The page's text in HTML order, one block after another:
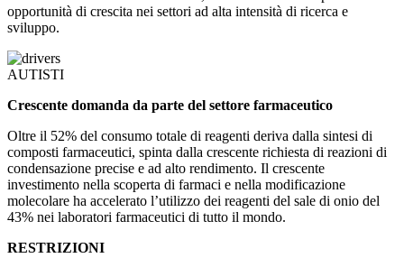
opportunità di crescita nei settori ad alta intensità di ricerca e
sviluppo.
AUTISTI
Crescente domanda da parte del settore farmaceutico
Oltre il 52% del consumo totale di reagenti deriva dalla sintesi di
composti farmaceutici, spinta dalla crescente richiesta di reazioni di
condensazione precise e ad alto rendimento. Il crescente
investimento nella scoperta di farmaci e nella modificazione
molecolare ha accelerato l’utilizzo dei reagenti del sale di onio del
43% nei laboratori farmaceutici di tutto il mondo.
RESTRIZIONI